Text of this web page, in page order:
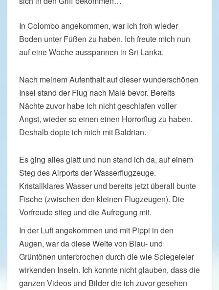
In Colombo angekommen, war ich froh wieder
Boden unter Füßen zu haben. Ich freute mich nun
auf eine Woche ausspannen in Sri Lanka.
Nach meinem Aufenthalt auf dieser wunderschönen
Insel stand der Flug nach Malé bevor. Bereits
Nächte zuvor habe ich nicht geschlafen voller
Angst, wieder so einen einen Horrorflug zu haben.
Deshalb dopte ich mich mit Baldrian.
Es ging alles glatt und nun stand ich da, auf einem
Steg des Airports der Wasserflugzeuge.
Kristallklares Wasser und bereits jetzt überall bunte
Fische (zwischen den kleinen Flugzeugen). Die
Vorfreude stieg und die Aufregung mit.
In der Luft angekommen und mit Pippi in den
Augen, war da diese Weite von Blau- und
Grüntönen unterbrochen durch die wie Spiegeleier
wirkenden Inseln. Ich konnte nicht glauben, dass die
ganzen Videos und Bilder die ich zuvor gesehen